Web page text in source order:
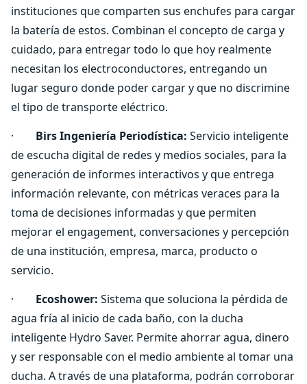
instituciones que comparten sus enchufes para cargar
la batería de estos. Combinan el concepto de carga y
cuidado, para entregar todo lo que hoy realmente
necesitan los electroconductores, entregando un
lugar seguro donde poder cargar y que no discrimine
el tipo de transporte eléctrico.
· Birs Ingeniería Periodística: Servicio inteligente
de escucha digital de redes y medios sociales, para la
generación de informes interactivos y que entrega
información relevante, con métricas veraces para la
toma de decisiones informadas y que permiten
mejorar el engagement, conversaciones y percepción
de una institución, empresa, marca, producto o
servicio.
· Ecoshower: Sistema que soluciona la pérdida de
agua fría al inicio de cada baño, con la ducha
inteligente Hydro Saver. Permite ahorrar agua, dinero
y ser responsable con el medio ambiente al tomar una
ducha. A través de una plataforma, podrán corroborar